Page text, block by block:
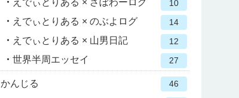
10
えでぃとりある × のぶよログ 14
えでぃとりある × 山男日記 12
世界半周エッセイ 27
かんじる 46